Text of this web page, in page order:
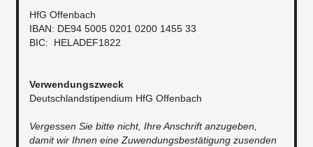
HfG Offenbach
IBAN: DE94 5005 0201 0200 1455 33
BIC: HELADEF1822
Verwendungszweck
Deutschlandstipendium HfG Offenbach
Vergessen Sie bitte nicht, Ihre Anschrift anzugeben,
damit wir Ihnen eine Zuwendungsbestätigung zusenden